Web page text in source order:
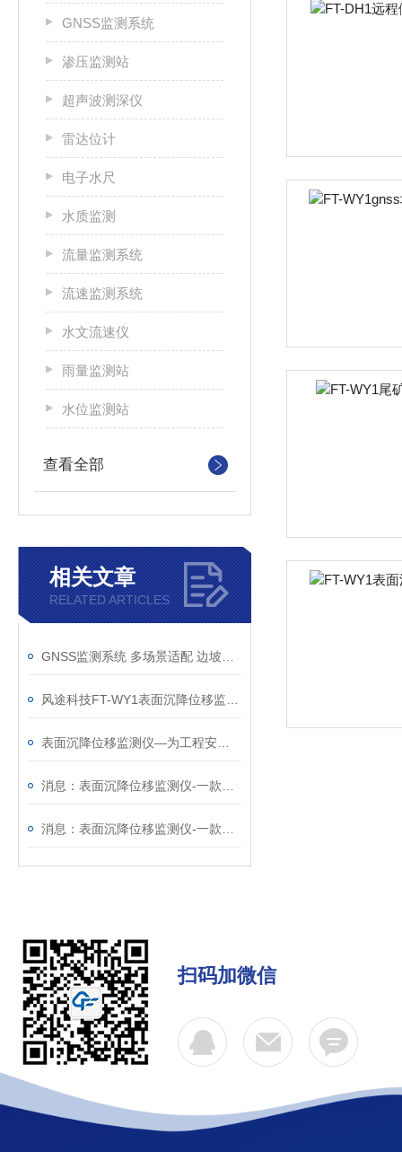
GNSS监测系统
渗压监测站
超声波测深仪
雷达位计
电子水尺
水质监测
流量监测系统
流速监测系统
水文流速仪
雨量监测站
水位监测站
查看全部
相关文章
RELATED ARTICLES
扫码加微信